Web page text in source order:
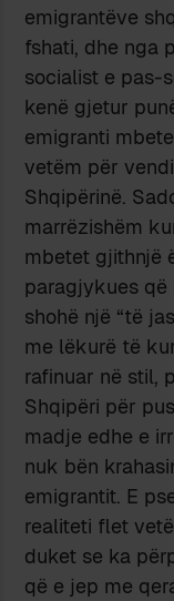
emigrantëve
fshati, dhe nga
socialist e pas-
kenë gjetur
emigranti
vetëm për
Shqipërinë.
marrëzishëm
mbetet gjithnjë
paragjykues
shohë një “të
me lëkurë të
rafinuar në stil,
Shqipëri për
madje edhe e
nuk bën
emigrantit. E
realiteti flet
duket se ka
që e jep me